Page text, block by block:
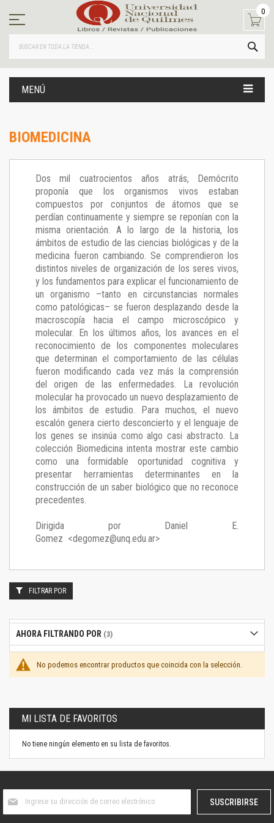
contenido
0
MENÚ
BIOMEDICINA
Dos mil cuatrocientos años atrás, Demócrito
proponía que los organismos vivos estaban
compuestos por conjuntos de átomos que se
perdían continuamente y siempre se reponían con la
misma orientación. A lo largo de la historia, los
ámbitos de estudio de las ciencias biológicas y de la
medicina fueron cambiando. Se comprendieron los
distintos niveles de organización de los seres vivos,
y los fundamentos para explicar el funcionamiento de
un organismo –tanto en circunstancias normales
como patológicas– se fueron desplazando desde la
macroscopía hacia el campo microscópico y
molecular. En los últimos años, los avances en el
reconocimiento de los componentes moleculares
que determinan el comportamiento de las células
fueron modificando cada vez más la comprensión
del origen de las enfermedades. La revolución
molecular ha provocado un nuevo desplazamiento de
los ámbitos de estudio. Para muchos, el nuevo
escalón genera cierto desconcierto y el lenguaje de
los genes se insinúa como algo casi abstracto. La
colección Biomedicina intenta mostrar este cambio
como una formidable oportunidad cognitiva y
presentar herramientas determinantes en la
construcción de un saber biológico que no reconoce
precedentes.
Dirigida por Daniel E.
Gomez <degomez@unq.edu.ar>
No podemos encontrar productos que coincida con la selección.
FILTRAR POR
AHORA FILTRANDO POR
MI LISTA DE FAVORITOS
No tiene ningún elemento en su lista de favoritos.
boletín
SUSCRIBIRSE